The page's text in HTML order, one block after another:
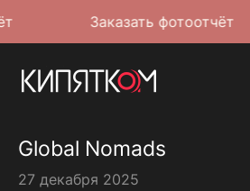
Заказать фотоотчёт
Global Nomads
27 декабря 2025